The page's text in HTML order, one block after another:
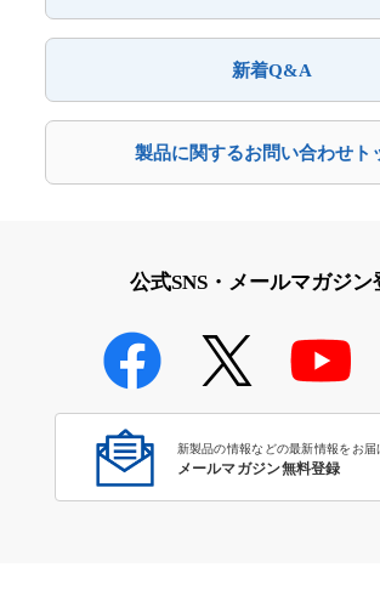
新着Q&A
製品に関するお問い合わせト
公式SNS・メールマガジン
新製品の情報などの最新情報をお届
メールマガジン無料登録